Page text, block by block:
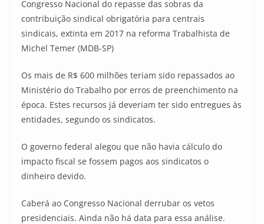
Congresso Nacional do repasse das sobras da
contribuição sindical obrigatória para centrais
sindicais, extinta em 2017 na reforma Trabalhista de
Michel Temer (MDB-SP)
Os mais de R$ 600 milhões teriam sido repassados ao
Ministério do Trabalho por erros de preenchimento na
época. Estes recursos já deveriam ter sido entregues às
entidades, segundo os sindicatos.
O governo federal alegou que não havia cálculo do
impacto fiscal se fossem pagos aos sindicatos o
dinheiro devido.
Caberá ao Congresso Nacional derrubar os vetos
presidenciais. Ainda não há data para essa análise.